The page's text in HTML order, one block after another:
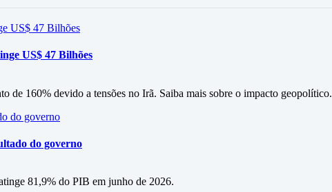
US$ 47 Bilhões
de 160% devido a tensões no Irã. Saiba mais sobre o impacto geopolítico.
do governo
81,9% do PIB em junho de 2026.